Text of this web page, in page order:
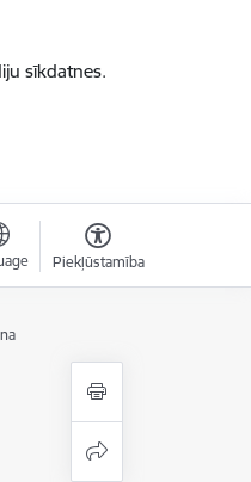
sīkdatnes.
Piekļūstamība